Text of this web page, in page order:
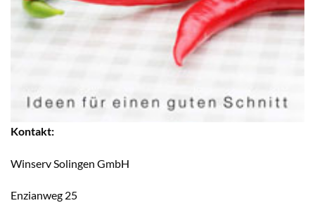
Kontakt:
Winserv Solingen GmbH
Enzianweg 25